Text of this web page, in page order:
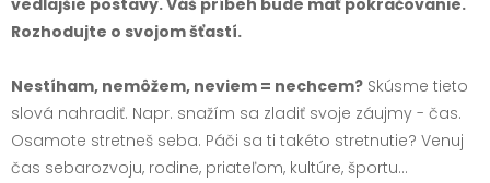
Rozhodujte o svojom šťastí.
Nestíham, nemôžem, neviem = nechcem? Skúsme tieto
slová nahradiť. Napr. snažím sa zladiť svoje záujmy - čas.
Osamote stretneš seba. Páči sa ti takéto stretnutie? Venuj
čas sebarozvoju, rodine, priateľom, kultúre, športu…